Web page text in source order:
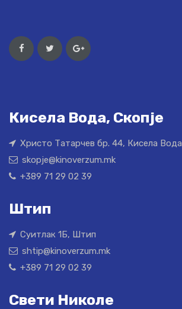
Кисела Вода, Скопје
Христо Татарчев бр. 44, Кисела Вода
skopje@kinoverzum.mk
+389 71 29 02 39
Штип
Суитлак 1Б, Штип
shtip@kinoverzum.mk
+389 71 29 02 39
Свети Николе